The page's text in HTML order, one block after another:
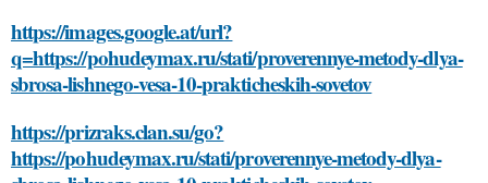
https://images.google.at/url?
q=https://pohudeymax.ru/stati/proverennye-metody-dlya-
sbrosa-lishnego-vesa-10-prakticheskih-sovetov
https://prizraks.clan.su/go?
https://pohudeymax.ru/stati/proverennye-metody-dlya-